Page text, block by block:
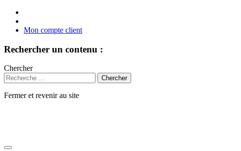
Mon compte client
Rechercher un contenu :
Chercher
Fermer et revenir au site